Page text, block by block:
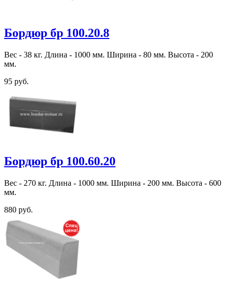
Бордюр бр 100.20.8
Вес - 38 кг. Длина - 1000 мм. Ширина - 80 мм. Высота - 200
мм.
95 руб.
Бордюр бр 100.60.20
Вес - 270 кг. Длина - 1000 мм. Ширина - 200 мм. Высота - 600
мм.
880 руб.